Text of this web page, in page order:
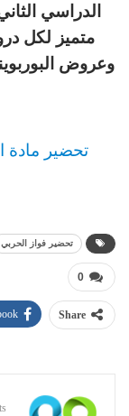
الدراسي
متميز لكل
وعروض
تحضير فواز الحربي
0
Share